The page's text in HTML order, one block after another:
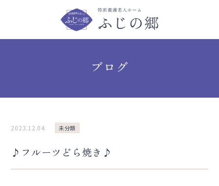
ブログ
2023.12.04 未分類
♪フルーツどら焼き♪